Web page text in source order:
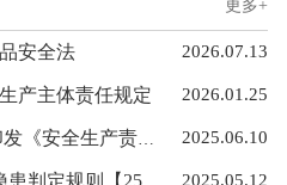
更多+
2026.07.13
安全法
2026.01.25
产主体责任规定
2025.06.10
施办法》的通知【2025-3-29】
2025.05.12